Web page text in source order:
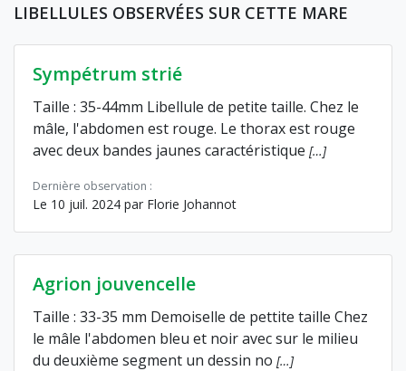
LIBELLULES OBSERVÉES SUR CETTE MARE
Sympétrum strié
Taille : 35-44mm Libellule de petite taille. Chez le
mâle, l'abdomen est rouge. Le thorax est rouge
avec deux bandes jaunes caractéristique […]
Dernière observation :
Le 10 juil. 2024 par Florie Johannot
Agrion jouvencelle
Taille : 33-35 mm Demoiselle de pettite taille Chez
le mâle l'abdomen bleu et noir avec sur le milieu
du deuxième segment un dessin no […]